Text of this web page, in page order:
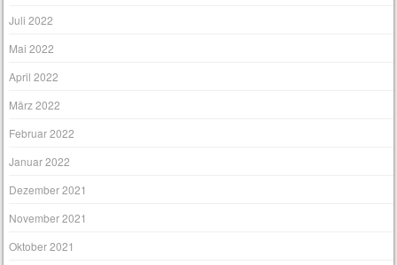
Juli 2022
Mai 2022
April 2022
März 2022
Februar 2022
Januar 2022
Dezember 2021
November 2021
Oktober 2021